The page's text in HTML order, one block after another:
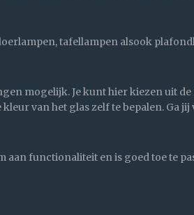
tafellampen alsook
mogelijk. Je kunt hier kiezen uit
van het glas zelf te bepalen. Ga
aan functionaliteit en is goed toe te